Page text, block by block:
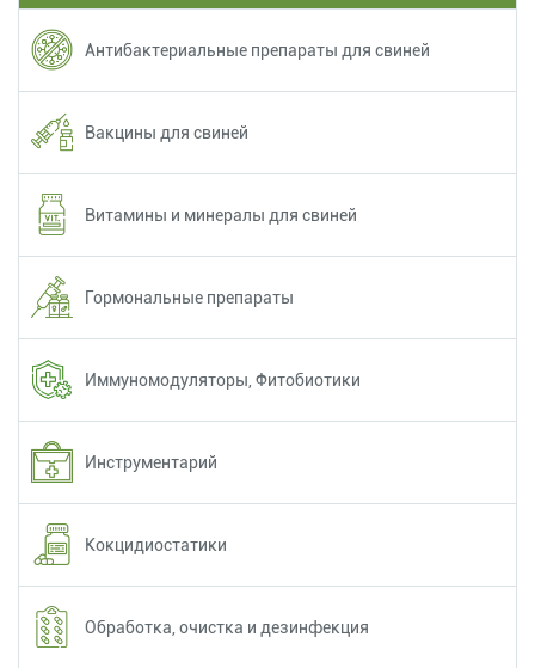
Антибактериальные препараты для свиней
Вакцины для свиней
Витамины и минералы для свиней
Гормональные препараты
Иммуномодуляторы, Фитобиотики
Инструментарий
Кокцидиостатики
Обработка, очистка и дезинфекция